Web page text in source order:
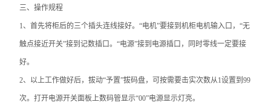
三、操作规程
1、首先将柜后的三个插头连线接好。“电机”要接到机柜电机输入口，“无
触点接近开关”接到记数插口。“电源”接到电源插口，同时零线一定要接
好。
2、以上工作做好后，拔动“予置”拔码盘，可按需要击实次数从1设置到99
次。打开电源开关面板上数码管显示“00”电源显示灯亮。